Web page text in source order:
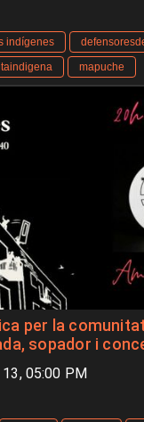
indígenes
mapuche
per la
sopador i
05:00 PM